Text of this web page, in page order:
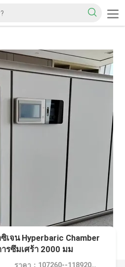
เจน Hyperbaric Chamber
รซึมเศร้า 2000 มม
ราคา：107260--118920USD